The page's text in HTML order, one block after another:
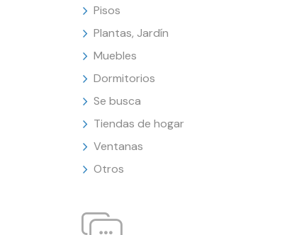
Pisos
Plantas, Jardín
Muebles
Dormitorios
Se busca
Tiendas de hogar
Ventanas
Otros